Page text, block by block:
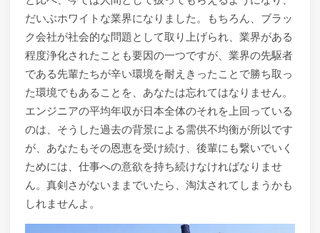
だいぶホワイトな業界になりました。もちろん、ブラッ
ク会社が社会的な問題として取り上げられ、業界がある
程度浄化されたことも要因の一つですが、業界の先駆者
である先輩たちが辛い環境を耐えきったことで勝ち取っ
た環境でもあることを、あなたは忘れてはなりません。
エンジニアの平均年収が日本全体のそれを上回っている
のは、そうした過去の背景による需供不均衡が所以です
が、あなたもその恩恵を受け続け、後輩にも繋いでいく
ためには、仕事への意欲を持ち続けなければなりませ
ん。真剣さがないままでいたら、淘汰されてしまうかも
しれませんよ。